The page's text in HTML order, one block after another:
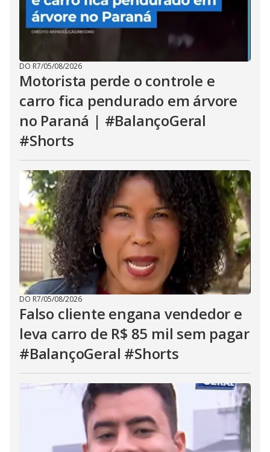
DO R7/05/08/2026
Motorista perde o controle e
carro fica pendurado em árvore
no Paraná | #BalançoGeral
#Shorts
DO R7/05/08/2026
Falso cliente engana vendedor e
leva carro de R$ 85 mil sem pagar
#BalançoGeral #Shorts